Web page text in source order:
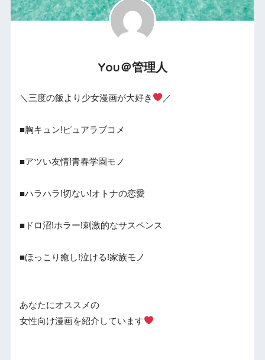
You＠管理人
＼三度の飯より少女漫画が大好き ／
■胸キュン!ピュアラブコメ
■アツい友情!青春学園モノ
■ハラハラ!切ない!オトナの恋愛
■ドロ沼!ホラー!刺激的なサスペンス
■ほっこり癒し!泣ける!家族モノ
あなたにオススメの
女性向け漫画を紹介しています